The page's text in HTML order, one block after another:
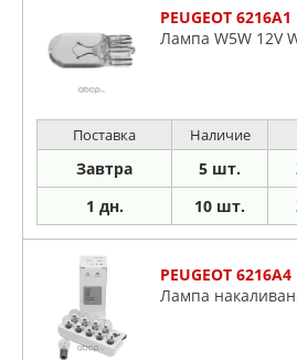
PEUGEOT 6216A1
Лампа W5W 12V
Поставка Наличие
Завтра 5 шт.
1 дн. 10 шт.
PEUGEOT 6216A4
Лампа